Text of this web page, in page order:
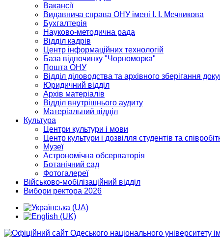
Вакансії
Видавнича справа ОНУ імені І. І. Мечникова
Бухгалтерія
Науково-методична рада
Відділ кадрів
Центр інформаційних технологій
База відпочинку "Чорноморка"
Пошта ОНУ
Відділ діловодства та архівного зберігання
Юридичний відділ
Архів матеріалів
Відділ внутрішнього аудиту
Матеріальний відділ
Культура
Центри культури і мови
Центр культури і дозвілля студентів та
Музеї
Астрономічна обсерваторія
Ботанічний сад
Фотогалереї
Військово-мобілізаційний відділ
Вибори ректора 2026